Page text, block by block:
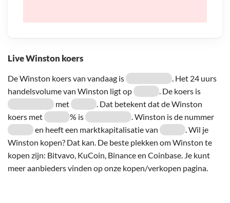
Live Winston koers
De Winston koers van vandaag is
. Het 24 uurs
handelsvolume van Winston ligt op
. De koers is
met
. Dat betekent dat de Winston
koers met
% is
. Winston is de nummer
en heeft een marktkapitalisatie van
. Wil je
Winston kopen? Dat kan. De beste plekken om Winston te
kopen zijn: Bitvavo, KuCoin, Binance en Coinbase. Je kunt
meer aanbieders vinden op onze kopen/verkopen pagina.